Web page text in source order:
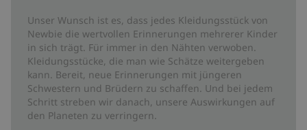
Unser Wunsch ist es, dass jedes Kleidungsstück von
Newbie die wertvollen Erinnerungen mehrerer Kinder
in sich trägt. Für immer in den Nähten verwoben.
Kleidungsstücke, die man wie Schätze weitergeben
kann. Bereit, neue Erinnerungen mit jüngeren
Schwestern und Brüdern zu schaffen. Und bei jedem
Schritt streben wir danach, unsere Auswirkungen auf
den Planeten zu verringern.